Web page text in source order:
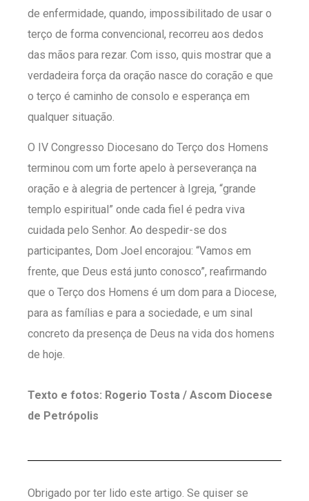
de enfermidade, quando, impossibilitado de usar o
terço de forma convencional, recorreu aos dedos
das mãos para rezar. Com isso, quis mostrar que a
verdadeira força da oração nasce do coração e que
o terço é caminho de consolo e esperança em
qualquer situação.
O IV Congresso Diocesano do Terço dos Homens
terminou com um forte apelo à perseverança na
oração e à alegria de pertencer à Igreja, “grande
templo espiritual” onde cada fiel é pedra viva
cuidada pelo Senhor. Ao despedir-se dos
participantes, Dom Joel encorajou: “Vamos em
frente, que Deus está junto conosco”, reafirmando
que o Terço dos Homens é um dom para a Diocese,
para as famílias e para a sociedade, e um sinal
concreto da presença de Deus na vida dos homens
de hoje.
Texto e fotos: Rogerio Tosta / Ascom Diocese
de Petrópolis
Obrigado por ter lido este artigo. Se quiser se